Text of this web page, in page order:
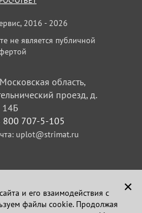
2016 - 2026
не является публичной
область,
проезд, д.
14Б
800 707-5-105
uplot@strimat.ru
✕
и его взаимодействия с
файлы cookie. Продолжая